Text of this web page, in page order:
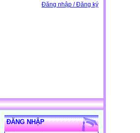
Đăng nhập / Đăng ký
ĐĂNG NHẬP